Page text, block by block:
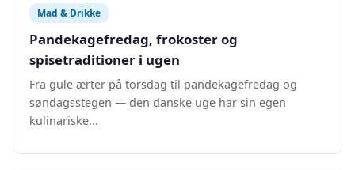
Mad & Drikke
Pandekagefredag, frokoster og
spisetraditioner i ugen
Fra gule ærter på torsdag til pandekagefredag og
søndagsstegen — den danske uge har sin egen
kulinariske...